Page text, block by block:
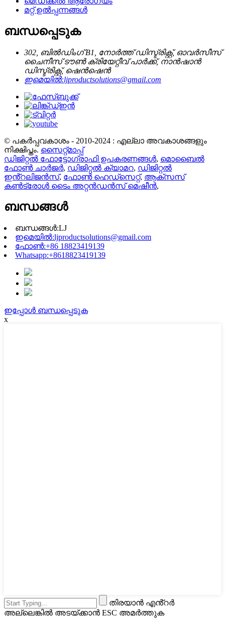
മറ്റ് ഉൽപ്പന്നങ്ങൾ
ബന്ധപ്പെടുക
302, ബിൽഡിംഗ് B1, നോർത്ത് ഡിസ്ട്രിക്റ്റ്, ഓവർസീസ്
ചൈനീസ് ടൗൺ ക്രിയേറ്റീവ് പാർക്ക്, നാൻഷാൻ
ഡിസ്ട്രിക്റ്റ്, ഷെൻഷെൻ
ഇമെയിൽ:ljproductsolutions@gmail.com
© പകർപ്പവകാശം - 2010-2024 : എല്ലാ അവകാശങ്ങളും
നിക്ഷിപ്തം. സൈറ്റ്മാപ്പ്
ഡിജിറ്റൽ ഫോട്ടോഗ്രാഫി ഉപകരണങ്ങൾ, മൊബൈൽ
ഫോൺ ചാർജർ, ഡിജിറ്റൽ ക്യാമറ, ഡിജിറ്റൽ
ഇൻ്റലിജൻസ്, ഫോൺ ഹെഡ്സെറ്റ്, ആക്സസ്
കൺട്രോൾ ടൈം അറ്റൻഡൻസ് മെഷീൻ,
ബന്ധങ്ങൾ
ബന്ധങ്ങൾ:LJ
ഇമെയിൽ:ljproductsolutions@gmail.com
ഫോൺ:+86 18823419139
Whatsapp:+8618823419139
ഇപ്പോൾ ബന്ധപ്പെടുക
x
തിരയാൻ എൻ്റർ
അല്ലെങ്കിൽ അടയ്ക്കാൻ ESC അമർത്തുക